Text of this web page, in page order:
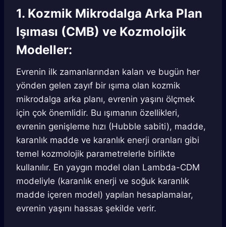
1. Kozmik Mikrodalga Arka Plan
Işıması (CMB) ve Kozmolojik
Modeller:
Evrenin ilk zamanlarından kalan ve bugün her
yönden gelen zayıf bir ışıma olan kozmik
mikrodalga arka planı, evrenin yaşını ölçmek
için çok önemlidir. Bu ışımanın özellikleri,
evrenin genişleme hızı (Hubble sabiti), madde,
karanlık madde ve karanlık enerji oranları gibi
temel kozmolojik parametrelerle birlikte
kullanılır. En yaygın model olan Lambda-CDM
modeliyle (karanlık enerji ve soğuk karanlık
madde içeren model) yapılan hesaplamalar,
evrenin yaşını hassas şekilde verir.